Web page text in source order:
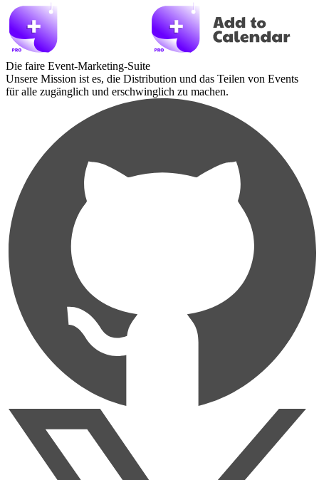
Die faire Event-Marketing-Suite
Unsere Mission ist es, die Distribution und das Teilen von Events
für alle zugänglich und erschwinglich zu machen.